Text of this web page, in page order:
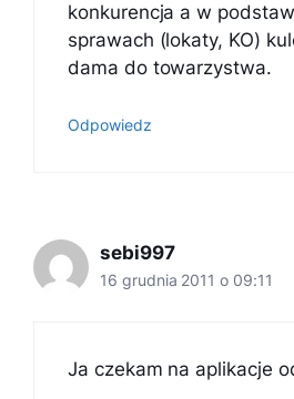
konkurencja a w
sprawach (lokaty, KO)
dama do towarzystwa.
Odpowiedz
sebi997
16 grudnia 2011 o 09:11
Ja czekam na aplikacje